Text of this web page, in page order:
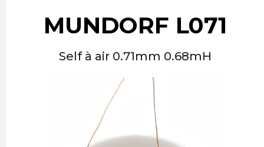
MUNDORF L071
Self à air 0.71mm 0.68mH